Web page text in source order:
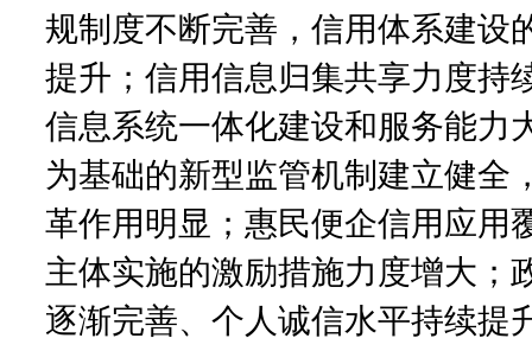
规制度不断完善，信用体系建设
提升；信用信息归集共享力度持
信息系统一体化建设和服务能力
为基础的新型监管机制建立健全
革作用明显；惠民便企信用应用
主体实施的激励措施力度增大；
逐渐完善、个人诚信水平持续提